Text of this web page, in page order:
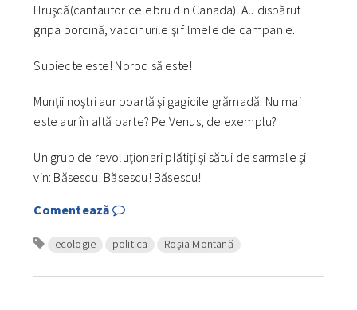
Hruşcă(cantautor celebru din Canada). Au dispărut
gripa porcină, vaccinurile şi filmele de campanie.
Subiecte este! Norod să este!
Munţii noştri aur poartă şi gagicile grămadă. Nu mai
este aur în altă parte? Pe Venus, de exemplu?
Un grup de revoluţionari plătiţi şi sătui de sarmale şi
vin: Băsescu! Băsescu! Băsescu!
Comentează
ecologie politica Roşia Montană